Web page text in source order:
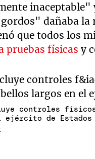
inaceptable"
dañaba la
que todos los
pruebas físicasy
controles
ejército de Estados